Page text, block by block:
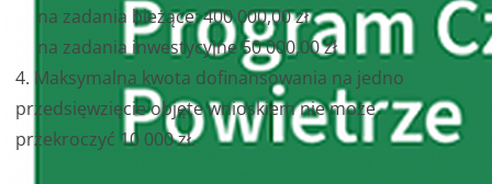
na zadania bieżące: 400 000,00 zł
na zadania inwestycyjne 50 000,00 zł
4. Maksymalna kwota dofinansowania na jedno
przedsięwzięcie objęte wnioskiem nie może
przekroczyć 10 000 zł.